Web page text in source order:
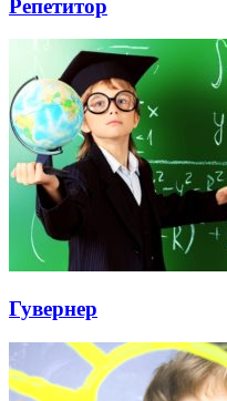
Репетитор
Гувернер